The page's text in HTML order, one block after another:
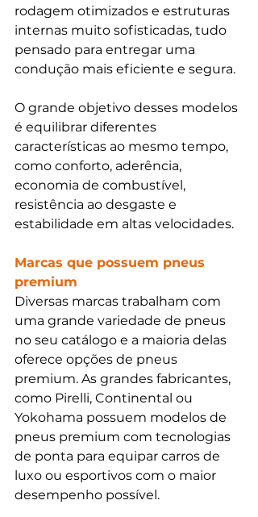
rodagem otimizados e estruturas
internas muito sofisticadas, tudo
pensado para entregar uma
condução mais eficiente e segura.
O grande objetivo desses modelos
é equilibrar diferentes
características ao mesmo tempo,
como conforto, aderência,
economia de combustível,
resistência ao desgaste e
estabilidade em altas velocidades.
Marcas que possuem pneus
premium
Diversas marcas trabalham com
uma grande variedade de pneus
no seu catálogo e a maioria delas
oferece opções de pneus
premium. As grandes fabricantes,
como Pirelli, Continental ou
Yokohama possuem modelos de
pneus premium com tecnologias
de ponta para equipar carros de
luxo ou esportivos com o maior
desempenho possível.